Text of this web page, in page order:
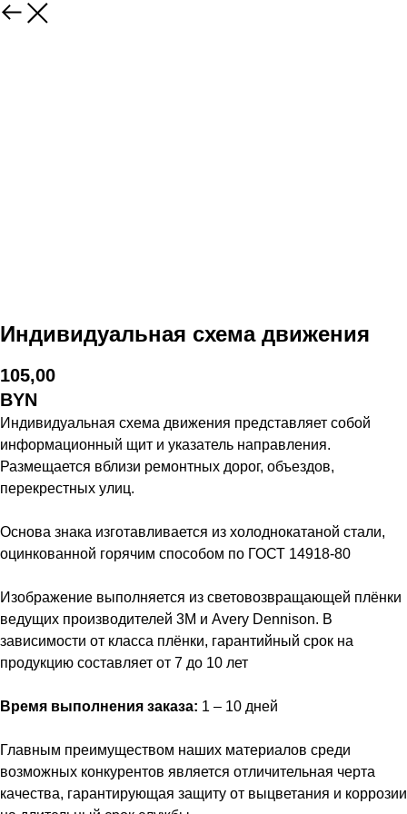
Индивидуальная схема движения
105,00
BYN
Индивидуальная схема движения представляет собой
информационный щит и указатель направления.
Размещается вблизи ремонтных дорог, объездов,
перекрестных улиц.
Основа знака изготавливается из холоднокатаной стали,
оцинкованной горячим способом по ГОСТ 14918-80
Изображение выполняется из световозвращающей плёнки
ведущих производителей 3M и Avery Dennison. В
зависимости от класса плёнки, гарантийный срок на
продукцию составляет от 7 до 10 лет
Время выполнения заказа: 1 – 10 дней
Главным преимуществом наших материалов среди
возможных конкурентов является отличительная черта
качества, гарантирующая защиту от выцветания и коррозии